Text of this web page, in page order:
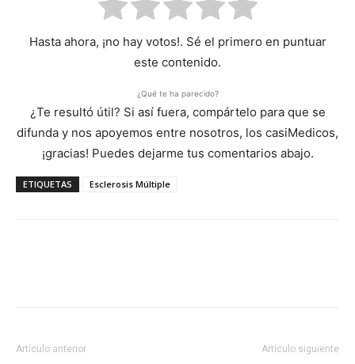
Hasta ahora, ¡no hay votos!. Sé el primero en puntuar
este contenido.
¿Qué te ha parecido?
¿Te resultó útil? Si así fuera, compártelo para que se
difunda y nos apoyemos entre nosotros, los casiMedicos,
¡gracias! Puedes dejarme tus comentarios abajo.
ETIQUETAS Esclerosis Múltiple
Artículo anterior Artículo siguiente